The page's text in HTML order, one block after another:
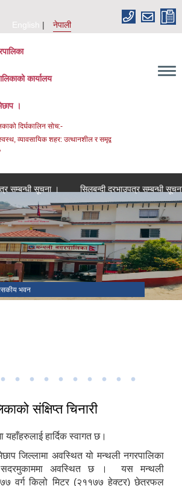
English
नेपाली
कार्यालय
।
दिर्घकालिन सोच:-
व्यावसायिक शहर: उत्थानशील र समृद्व
सूचना ।
सिलबन्दी दरभाउपत्र सम्बन्धी सूचना ।
अनिवार्य तथा निःशुल्क शिक्षा सुनिश्चितता र
भवन
अवस्थित निलकण्ठेश्वर मन्दिर
५ सुनारपानी
मनपा ९
अवस्थित चिसापानीगढी
सहिद) सुब्बा कृष्णलाल अधिकारीको
नदी
संक्षिप्त चिनारी
यहाँहरुलाई हार्दिक स्वागत छ।
जिल्लामा अवस्थित यो मन्थली नगरपालिका
सदरमुकाममा अवस्थित छ । यस मन्थली
वर्ग किलो मिटर (२११७७ हेक्टर) छेत्रफल